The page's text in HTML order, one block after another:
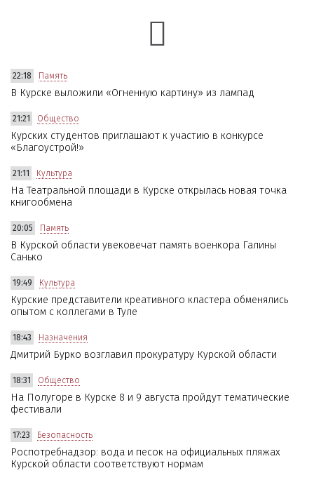
22:18 Память
В Курске выложили «Огненную картину» из лампад
21:21 Общество
Курских студентов приглашают к участию в конкурсе
«Благоустрой!»
21:11 Культура
На Театральной площади в Курске открылась новая точка
книгообмена
20:05 Память
В Курской области увековечат память военкора Галины
Санько
19:49 Культура
Курские представители креативного кластера обменялись
опытом с коллегами в Туле
18:43 Назначения
Дмитрий Бурко возглавил прокуратуру Курской области
18:31 Общество
На Полугоре в Курске 8 и 9 августа пройдут тематические
фестивали
17:23 Безопасность
Роспотребнадзор: вода и песок на официальных пляжах
Курской области соответствуют нормам